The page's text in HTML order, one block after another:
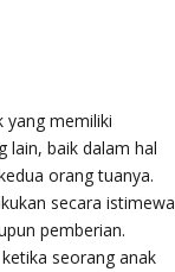
yang memiliki
lain, baik dalam hal
orang tuanya.
secara istimewa
pemberian.
seorang anak